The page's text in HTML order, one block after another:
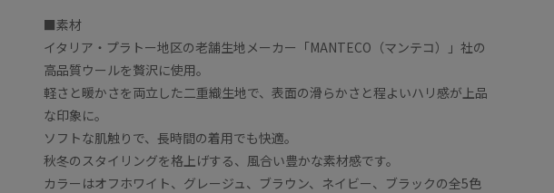
■素材
イタリア・プラトー地区の老舗生地メーカー「MANTECO（マンテコ）」社の
高品質ウールを贅沢に使用。
軽さと暖かさを両立した二重織生地で、表面の滑らかさと程よいハリ感が上品
な印象に。
ソフトな肌触りで、長時間の着用でも快適。
秋冬のスタイリングを格上げする、風合い豊かな素材感です。
カラーはオフホワイト、グレージュ、ブラウン、ネイビー、ブラックの全5色